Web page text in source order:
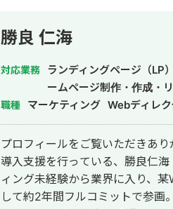
にて、ROAS350%など、好調な
ス「カリトルくん」、StockSun
大手企業のWebマーケティング支
費用対効果を1.5〜2倍に改善するなど多数。 #SEO ・イ
イトのSEO対策を1人で担当し、
KW「商標名+評判」で1位、「
得。 #YouTube ・法人向けYouTubeチャンネル運営に立ち上げ時から携わり、
チャンネル登録者数4,000人、
成、撮影、編集、分析全て担当。 ■ 主な経験業界 ・買取サービス ・不用品回
勝良 仁海
対応業務
ランディングページ（LP
ームページ制作・作成・
職種 マーケティング Webディレク
プロフィールをご覧いただきあ
導入支援を行っている、勝良仁海（かつ
ィング未経験から業界に入り、
して約2年間フルコミットで参画